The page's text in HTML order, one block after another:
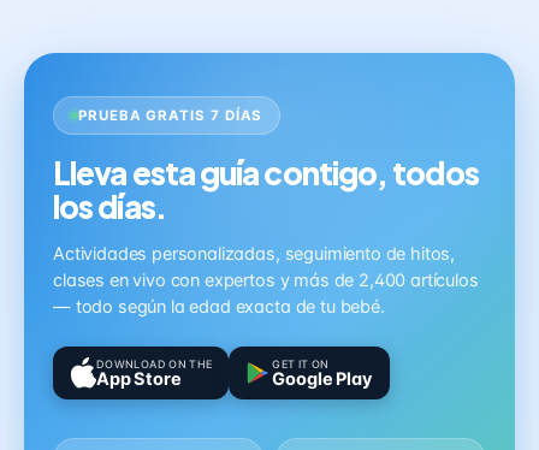
PRUEBA GRATIS 7 DÍAS
Lleva esta guía contigo, todos
los días.
Actividades personalizadas, seguimiento de hitos,
clases en vivo con expertos y más de 2,400 artículos
— todo según la edad exacta de tu bebé.
DOWNLOAD ON THE
App Store
GET IT ON
Google Play